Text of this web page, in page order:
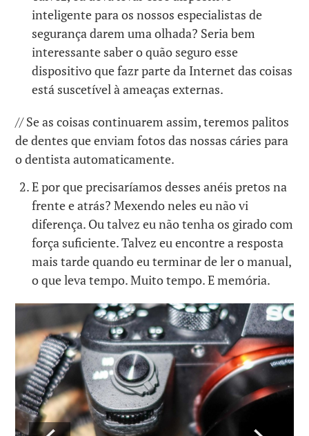
inteligente para os nossos especialistas de
segurança darem uma olhada? Seria bem
interessante saber o quão seguro esse
dispositivo que fazr parte da Internet das coisas
está suscetível à ameaças externas.
// Se as coisas continuarem assim, teremos palitos
de dentes que enviam fotos das nossas cáries para
o dentista automaticamente.
E por que precisaríamos desses anéis pretos na
frente e atrás? Mexendo neles eu não vi
diferença. Ou talvez eu não tenha os girado com
força suficiente. Talvez eu encontre a resposta
mais tarde quando eu terminar de ler o manual,
o que leva tempo. Muito tempo. E memória.